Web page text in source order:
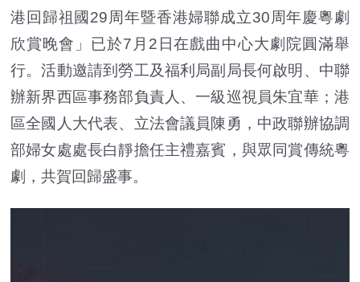
港回歸祖國29周年暨香港婦聯成立30周年慶粵劇
欣賞晚會」已於7月2日在戲曲中心大劇院圓滿舉
行。活動邀請到勞工及福利局副局長何啟明、中聯
辦新界西區事務部負責人、一級巡視員朱宜華；港
區全國人大代表、立法會議員陳勇，中政聯辦協調
部婦女處處長白靜擔任主禮嘉賓，與眾同賞傳統粵
劇，共賀回歸盛事。